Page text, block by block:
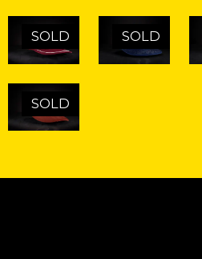
SOLD SOLD
SOLD